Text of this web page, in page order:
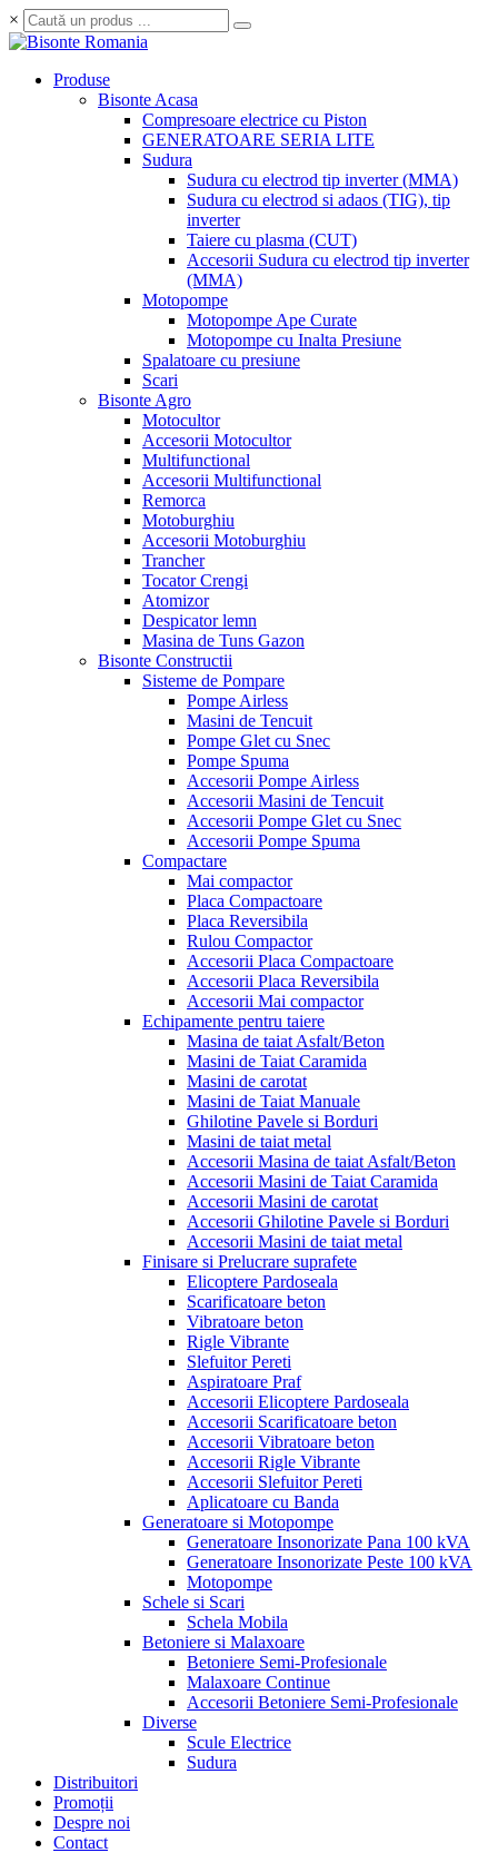
×
Produse
Bisonte Acasa
Compresoare electrice cu Piston
GENERATOARE SERIA LITE
Sudura
Sudura cu electrod tip inverter (MMA)
Sudura cu electrod si adaos (TIG), tip
inverter
Taiere cu plasma (CUT)
Accesorii Sudura cu electrod tip inverter
(MMA)
Motopompe
Motopompe Ape Curate
Motopompe cu Inalta Presiune
Spalatoare cu presiune
Scari
Bisonte Agro
Motocultor
Accesorii Motocultor
Multifunctional
Accesorii Multifunctional
Remorca
Motoburghiu
Accesorii Motoburghiu
Trancher
Tocator Crengi
Atomizor
Despicator lemn
Masina de Tuns Gazon
Bisonte Constructii
Sisteme de Pompare
Pompe Airless
Masini de Tencuit
Pompe Glet cu Snec
Pompe Spuma
Accesorii Pompe Airless
Accesorii Masini de Tencuit
Accesorii Pompe Glet cu Snec
Accesorii Pompe Spuma
Compactare
Mai compactor
Placa Compactoare
Placa Reversibila
Rulou Compactor
Accesorii Placa Compactoare
Accesorii Placa Reversibila
Accesorii Mai compactor
Echipamente pentru taiere
Masina de taiat Asfalt/Beton
Masini de Taiat Caramida
Masini de carotat
Masini de Taiat Manuale
Ghilotine Pavele si Borduri
Masini de taiat metal
Accesorii Masina de taiat Asfalt/Beton
Accesorii Masini de Taiat Caramida
Accesorii Masini de carotat
Accesorii Ghilotine Pavele si Borduri
Accesorii Masini de taiat metal
Finisare si Prelucrare suprafete
Elicoptere Pardoseala
Scarificatoare beton
Vibratoare beton
Rigle Vibrante
Slefuitor Pereti
Aspiratoare Praf
Accesorii Elicoptere Pardoseala
Accesorii Scarificatoare beton
Accesorii Vibratoare beton
Accesorii Rigle Vibrante
Accesorii Slefuitor Pereti
Aplicatoare cu Banda
Generatoare si Motopompe
Generatoare Insonorizate Pana 100 kVA
Generatoare Insonorizate Peste 100 kVA
Motopompe
Schele si Scari
Schela Mobila
Betoniere si Malaxoare
Betoniere Semi-Profesionale
Malaxoare Continue
Accesorii Betoniere Semi-Profesionale
Diverse
Scule Electrice
Sudura
Distribuitori
Promoții
Despre noi
Contact